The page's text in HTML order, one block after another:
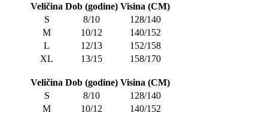
Veličina Dob (godine) Visina (CM)
S
8/10
128/140
M
10/12
140/152
L
12/13
152/158
XL
13/15 158/170
Veličina Dob (godine) Visina (CM)
S
8/10
128/140
M
10/12
140/152